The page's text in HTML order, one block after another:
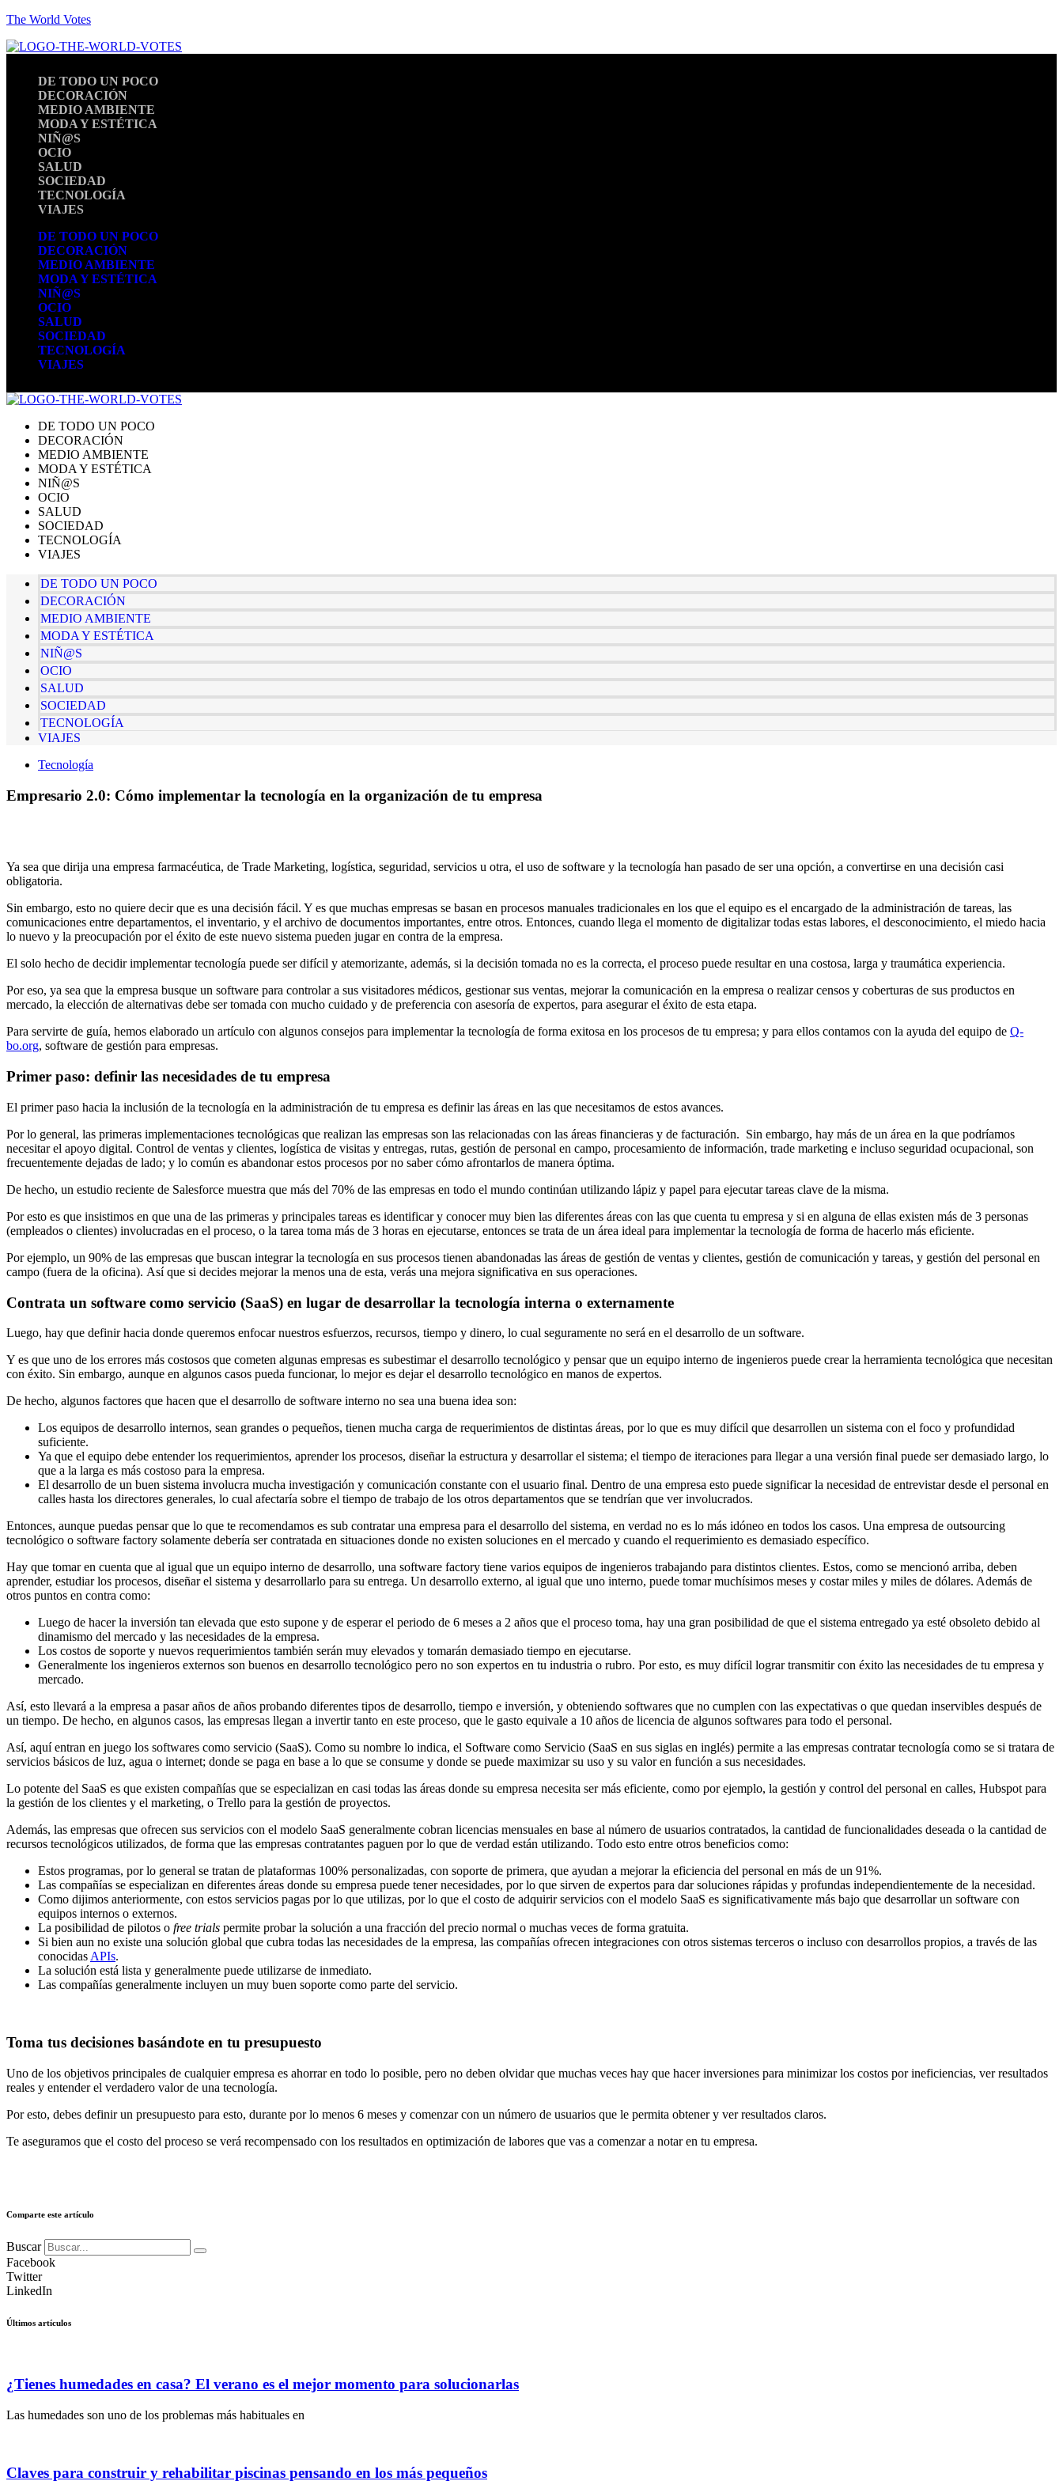
The World Votes
DE TODO UN POCO
DECORACIÓN
MEDIO AMBIENTE
MODA Y ESTÉTICA
NIÑ@S
OCIO
SALUD
SOCIEDAD
TECNOLOGÍA
VIAJES
DE TODO UN POCO
DECORACIÓN
MEDIO AMBIENTE
MODA Y ESTÉTICA
NIÑ@S
OCIO
SALUD
SOCIEDAD
TECNOLOGÍA
VIAJES
DE TODO UN POCO
DECORACIÓN
MEDIO AMBIENTE
MODA Y ESTÉTICA
NIÑ@S
OCIO
SALUD
SOCIEDAD
TECNOLOGÍA
VIAJES
DE TODO UN POCO
DECORACIÓN
MEDIO AMBIENTE
MODA Y ESTÉTICA
NIÑ@S
OCIO
SALUD
SOCIEDAD
TECNOLOGÍA
VIAJES
Tecnología
Empresario 2.0: Cómo implementar la tecnología en la organización de tu empresa
Ya sea que dirija una empresa farmacéutica, de Trade Marketing, logística, seguridad, servicios u otra, el uso de software y la tecnología han pasado de ser una opción, a convertirse en una decisión casi
obligatoria.
Sin embargo, esto no quiere decir que es una decisión fácil. Y es que muchas empresas se basan en procesos manuales tradicionales en los que el equipo es el encargado de la administración de tareas, las
comunicaciones entre departamentos, el inventario, y el archivo de documentos importantes, entre otros. Entonces, cuando llega el momento de digitalizar todas estas labores, el desconocimiento, el miedo hacia
lo nuevo y la preocupación por el éxito de este nuevo sistema pueden jugar en contra de la empresa.
El solo hecho de decidir implementar tecnología puede ser difícil y atemorizante, además, si la decisión tomada no es la correcta, el proceso puede resultar en una costosa, larga y traumática experiencia.
Por eso, ya sea que la empresa busque un software para controlar a sus visitadores médicos, gestionar sus ventas, mejorar la comunicación en la empresa o realizar censos y coberturas de sus productos en
mercado, la elección de alternativas debe ser tomada con mucho cuidado y de preferencia con asesoría de expertos, para asegurar el éxito de esta etapa.
Para servirte de guía, hemos elaborado un artículo con algunos consejos para implementar la tecnología de forma exitosa en los procesos de tu empresa; y para ellos contamos con la ayuda del equipo de Q-
bo.org, software de gestión para empresas.
Primer paso: definir las necesidades de tu empresa
El primer paso hacia la inclusión de la tecnología en la administración de tu empresa es definir las áreas en las que necesitamos de estos avances.
Por lo general, las primeras implementaciones tecnológicas que realizan las empresas son las relacionadas con las áreas financieras y de facturación. Sin embargo, hay más de un área en la que podríamos
necesitar el apoyo digital. Control de ventas y clientes, logística de visitas y entregas, rutas, gestión de personal en campo, procesamiento de información, trade marketing e incluso seguridad ocupacional, son
frecuentemente dejadas de lado; y lo común es abandonar estos procesos por no saber cómo afrontarlos de manera óptima.
De hecho, un estudio reciente de Salesforce muestra que más del 70% de las empresas en todo el mundo continúan utilizando lápiz y papel para ejecutar tareas clave de la misma.
Por esto es que insistimos en que una de las primeras y principales tareas es identificar y conocer muy bien las diferentes áreas con las que cuenta tu empresa y si en alguna de ellas existen más de 3 personas
(empleados o clientes) involucradas en el proceso, o la tarea toma más de 3 horas en ejecutarse, entonces se trata de un área ideal para implementar la tecnología de forma de hacerlo más eficiente.
Por ejemplo, un 90% de las empresas que buscan integrar la tecnología en sus procesos tienen abandonadas las áreas de gestión de ventas y clientes, gestión de comunicación y tareas, y gestión del personal en
campo (fuera de la oficina). Así que si decides mejorar la menos una de esta, verás una mejora significativa en sus operaciones.
Contrata un software como servicio (SaaS) en lugar de desarrollar la tecnología interna o externamente
Luego, hay que definir hacia donde queremos enfocar nuestros esfuerzos, recursos, tiempo y dinero, lo cual seguramente no será en el desarrollo de un software.
Y es que uno de los errores más costosos que cometen algunas empresas es subestimar el desarrollo tecnológico y pensar que un equipo interno de ingenieros puede crear la herramienta tecnológica que necesitan
con éxito. Sin embargo, aunque en algunos casos pueda funcionar, lo mejor es dejar el desarrollo tecnológico en manos de expertos.
De hecho, algunos factores que hacen que el desarrollo de software interno no sea una buena idea son:
Los equipos de desarrollo internos, sean grandes o pequeños, tienen mucha carga de requerimientos de distintas áreas, por lo que es muy difícil que desarrollen un sistema con el foco y profundidad
suficiente.
Ya que el equipo debe entender los requerimientos, aprender los procesos, diseñar la estructura y desarrollar el sistema; el tiempo de iteraciones para llegar a una versión final puede ser demasiado largo, lo
que a la larga es más costoso para la empresa.
El desarrollo de un buen sistema involucra mucha investigación y comunicación constante con el usuario final. Dentro de una empresa esto puede significar la necesidad de entrevistar desde el personal en
calles hasta los directores generales, lo cual afectaría sobre el tiempo de trabajo de los otros departamentos que se tendrían que ver involucrados.
Entonces, aunque puedas pensar que lo que te recomendamos es sub contratar una empresa para el desarrollo del sistema, en verdad no es lo más idóneo en todos los casos. Una empresa de outsourcing
tecnológico o software factory solamente debería ser contratada en situaciones donde no existen soluciones en el mercado y cuando el requerimiento es demasiado específico.
Hay que tomar en cuenta que al igual que un equipo interno de desarrollo, una software factory tiene varios equipos de ingenieros trabajando para distintos clientes. Estos, como se mencionó arriba, deben
aprender, estudiar los procesos, diseñar el sistema y desarrollarlo para su entrega. Un desarrollo externo, al igual que uno interno, puede tomar muchísimos meses y costar miles y miles de dólares. Además de
otros puntos en contra como:
Luego de hacer la inversión tan elevada que esto supone y de esperar el periodo de 6 meses a 2 años que el proceso toma, hay una gran posibilidad de que el sistema entregado ya esté obsoleto debido al
dinamismo del mercado y las necesidades de la empresa.
Los costos de soporte y nuevos requerimientos también serán muy elevados y tomarán demasiado tiempo en ejecutarse.
Generalmente los ingenieros externos son buenos en desarrollo tecnológico pero no son expertos en tu industria o rubro. Por esto, es muy difícil lograr transmitir con éxito las necesidades de tu empresa y
mercado.
Así, esto llevará a la empresa a pasar años de años probando diferentes tipos de desarrollo, tiempo e inversión, y obteniendo softwares que no cumplen con las expectativas o que quedan inservibles después de
un tiempo. De hecho, en algunos casos, las empresas llegan a invertir tanto en este proceso, que le gasto equivale a 10 años de licencia de algunos softwares para todo el personal.
Así, aquí entran en juego los softwares como servicio (SaaS). Como su nombre lo indica, el Software como Servicio (SaaS en sus siglas en inglés) permite a las empresas contratar tecnología como se si tratara de
servicios básicos de luz, agua o internet; donde se paga en base a lo que se consume y donde se puede maximizar su uso y su valor en función a sus necesidades.
Lo potente del SaaS es que existen compañías que se especializan en casi todas las áreas donde su empresa necesita ser más eficiente, como por ejemplo, la gestión y control del personal en calles, Hubspot para
la gestión de los clientes y el marketing, o Trello para la gestión de proyectos.
Además, las empresas que ofrecen sus servicios con el modelo SaaS generalmente cobran licencias mensuales en base al número de usuarios contratados, la cantidad de funcionalidades deseada o la cantidad de
recursos tecnológicos utilizados, de forma que las empresas contratantes paguen por lo que de verdad están utilizando. Todo esto entre otros beneficios como:
Estos programas, por lo general se tratan de plataformas 100% personalizadas, con soporte de primera, que ayudan a mejorar la eficiencia del personal en más de un 91%.
Las compañías se especializan en diferentes áreas donde su empresa puede tener necesidades, por lo que sirven de expertos para dar soluciones rápidas y profundas independientemente de la necesidad.
Como dijimos anteriormente, con estos servicios pagas por lo que utilizas, por lo que el costo de adquirir servicios con el modelo SaaS es significativamente más bajo que desarrollar un software con
equipos internos o externos.
La posibilidad de pilotos o free trials permite probar la solución a una fracción del precio normal o muchas veces de forma gratuita.
Si bien aun no existe una solución global que cubra todas las necesidades de la empresa, las compañías ofrecen integraciones con otros sistemas terceros o incluso con desarrollos propios, a través de las
conocidas APIs.
La solución está lista y generalmente puede utilizarse de inmediato.
Las compañías generalmente incluyen un muy buen soporte como parte del servicio.
Toma tus decisiones basándote en tu presupuesto
Uno de los objetivos principales de cualquier empresa es ahorrar en todo lo posible, pero no deben olvidar que muchas veces hay que hacer inversiones para minimizar los costos por ineficiencias, ver resultados
reales y entender el verdadero valor de una tecnología.
Por esto, debes definir un presupuesto para esto, durante por lo menos 6 meses y comenzar con un número de usuarios que le permita obtener y ver resultados claros.
Te aseguramos que el costo del proceso se verá recompensado con los resultados en optimización de labores que vas a comenzar a notar en tu empresa.
Comparte este artículo
Buscar
Facebook
Twitter
LinkedIn
Últimos artículos
¿Tienes humedades en casa? El verano es el mejor momento para solucionarlas
Las humedades son uno de los problemas más habituales en
Claves para construir y rehabilitar piscinas pensando en los más pequeños